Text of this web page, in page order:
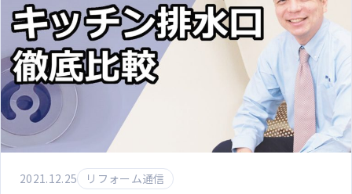
2021.12.25 リフォーム通信